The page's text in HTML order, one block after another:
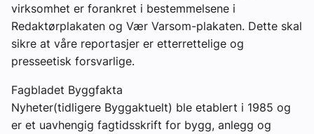
Abonnere
Kontakt oss
Ledige stillinger
virksomhet er forankret i bestemmelsene i
Redaktørplakaten og Vær Varsom-plakaten. Dette skal
sikre at våre reportasjer er etterrettelige og
presseetisk forsvarlige.
Fagbladet Byggfakta
Nyheter(tidligere Byggaktuelt) ble etablert i 1985 og
er et uavhengig fagtidsskrift for bygg, anlegg og